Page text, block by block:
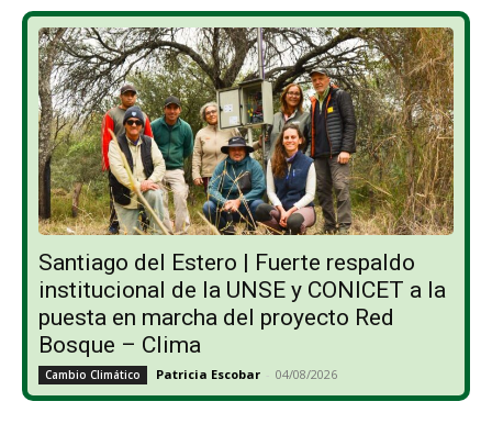
Santiago del Estero | Fuerte respaldo
institucional de la UNSE y CONICET a la
puesta en marcha del proyecto Red
Bosque – Clima
Cambio Climático Patricia Escobar - 04/08/2026